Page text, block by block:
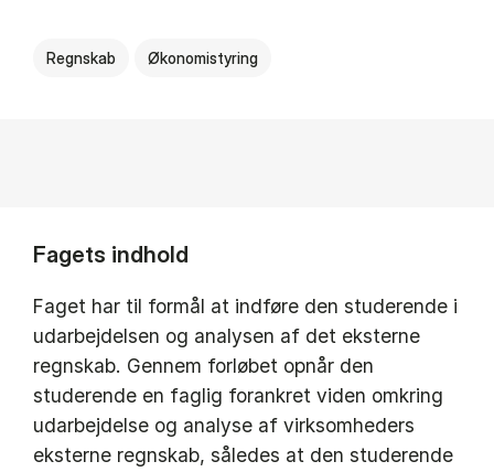
Regnskab Økonomistyring
Fagets indhold
Faget har til formål at indføre den studerende i
udarbejdelsen og analysen af det eksterne
regnskab. Gennem forløbet opnår den
studerende en faglig forankret viden omkring
udarbejdelse og analyse af virksomheders
eksterne regnskab, således at den studerende